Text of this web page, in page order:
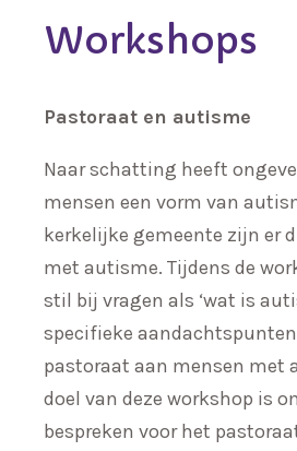
Workshops
Pastoraat en autisme
Naar schatting heeft
mensen een vorm van
kerkelijke gemeente zijn er
met autisme. Tijdens de
stil bij vragen als ‘wat is
specifieke
pastoraat aan mensen met
doel van deze workshop is
bespreken voor het